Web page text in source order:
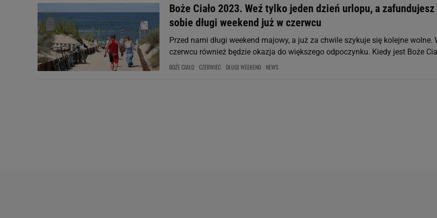
Boże Ciało 2023. Weź tylko jeden dzień urlopu, a zafundujesz
sobie długi weekend już w czerwcu
Przed nami długi weekend majowy, a już za chwile szykuje się kolejne wolne.
czerwcu również będzie okazja do większego odpoczynku. Kiedy jest Boże
BOŻE CIAŁO CZERWIEC DŁUGI WEEKEND NEWS